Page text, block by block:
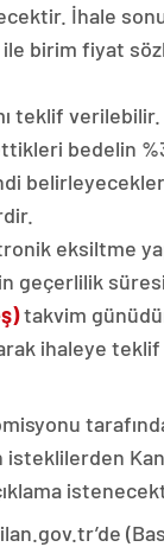
İhale
ile birim fiyat
teklif verilebilir.
bedelin
eksiltme
geçerlilik
takvim
ihaleye teklif